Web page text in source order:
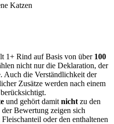
Katzen
1+ Rind auf Basis von über 100
nicht nur die Deklaration, der
Auch die Verständlichkeit der
Zusätze werden nach einem
und gehört damit nicht zu den
Bewertung zeigen sich
oder den enthaltenen